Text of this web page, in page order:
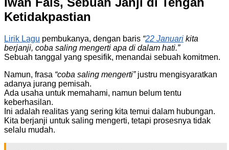
Ketidakpastian
Lirik Lagu pembukanya, dengan baris “22 Januari kita
berjanji, coba saling mengerti apa di dalam hati.”
Sebuah tanggal yang spesifik, menandai sebuah komitmen.
Namun, frasa “coba saling mengerti”justru mengisyaratkan
adanya jurang pemisah.
Ada usaha untuk memahami, namun belum tentu
keberhasilan.
Ini adalah realitas yang sering kita temui dalam hubungan.
Kita berjanji untuk saling mengerti, tetapi prosesnya tidak
selalu mudah.